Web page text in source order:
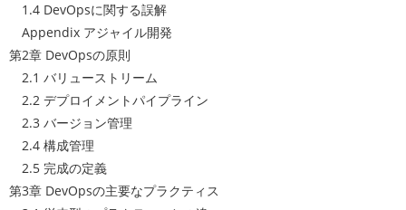
1.4 DevOpsに関する誤解
Appendix アジャイル開発
第2章 DevOpsの原則
2.1 バリューストリーム
2.2 デプロイメントパイプライン
2.3 バージョン管理
2.4 構成管理
2.5 完成の定義
第3章 DevOpsの主要なプラクティス